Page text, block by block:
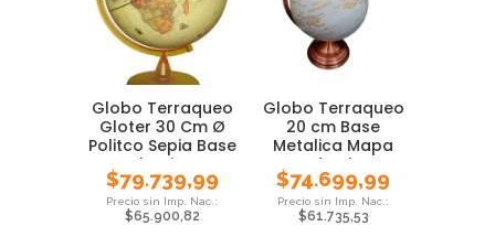
Globo Terraqueo
Gloter 30 Cm Ø
Politco Sepia Base
Plastico
$79.739,99
$65.900,82
Globo Terraqueo
20 cm Base
Metalica Mapa
Dorado Blanco
$74.699,99
$61.735,53